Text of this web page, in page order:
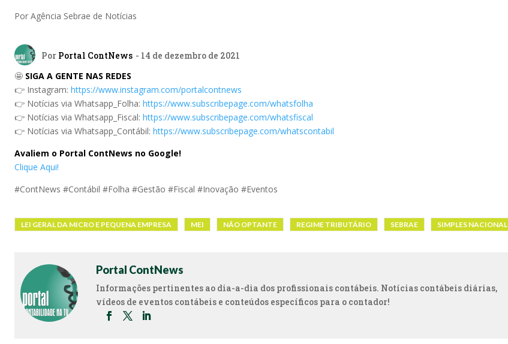
Por Agência Sebrae de Notícias
Por Portal ContNews - 14 de dezembro de 2021
🤩 SIGA A GENTE NAS REDES
👉 Instagram: https://www.instagram.com/portalcontnews
👉 Notícias via Whatsapp_Folha: https://www.subscribepage.com/whatsfolha
👉 Notícias via Whatsapp_Fiscal: https://www.subscribepage.com/whatsfiscal
👉 Notícias via Whatsapp_Contábil: https://www.subscribepage.com/whatscontabil
Avaliem o Portal ContNews no Google!
Clique Aqui!
#ContNews #Contábil #Folha #Gestão #Fiscal #Inovação #Eventos
LEI GERAL DA MICRO E PEQUENA EMPRESA MEI NÃO OPTANTE REGIME TRIBUTÁRIO SEBRAE SIMPLES NACIONAL
Portal ContNews
Informações pertinentes ao dia-a-dia dos profissionais contábeis. Notícias contábeis diárias,
vídeos de eventos contábeis e conteúdos específicos para o contador!